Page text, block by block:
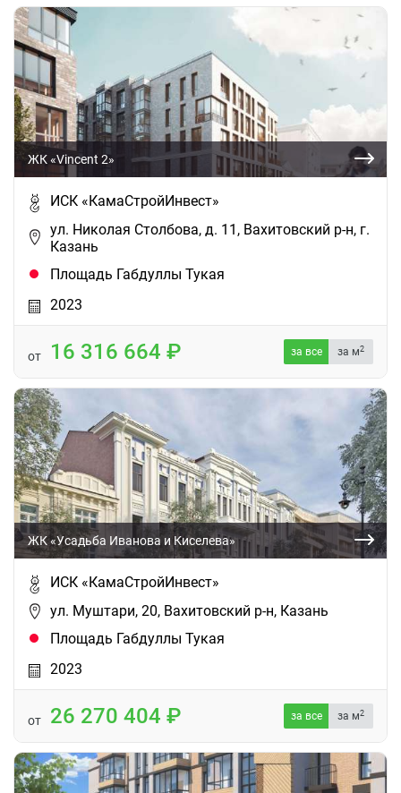
ЖК «Vincent 2»
ИСК «КамаСтройИнвест»
ул. Николая Cтолбова, д. 11, Вахитовский р-н, г.
Казань
Площадь Габдуллы Тукая
2023
от 16 316 664 за все за м2
ЖК «Усадьба Иванова и Киселева»
ИСК «КамаСтройИнвест»
ул. Муштари, 20, Вахитовский р-н, Казань
Площадь Габдуллы Тукая
2023
от 26 270 404 за все за м2